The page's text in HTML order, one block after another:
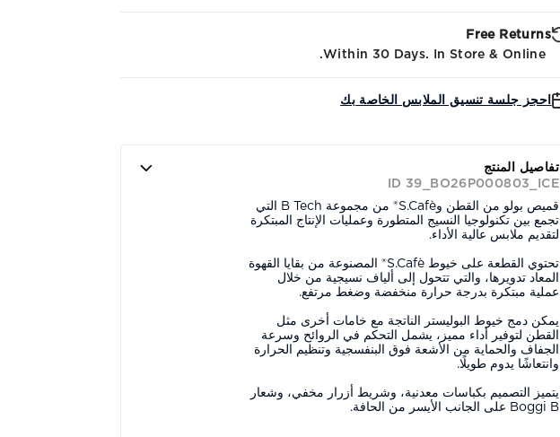
Free Returns
Within 30 Days. In Store & Online.
احجز جلسة تنسيق الملابس الخاصة بك
تفاصيل المنتج
ID 39_BO26P000803_ICE
قميص بولو من القطن وS.Cafè® من مجموعة B Tech التي
تجمع بين تكنولوجيا النسيج المتطورة وعمليات الإنتاج المبتكرة
لتقديم ملابس عالية الأداء.
تحتوي القطعة على خيوط S.Cafè® المصنوعة من بقايا القهوة
المعاد تدويرها، والتي تتحول إلى ألياف نسيجية من خلال
عملية مبتكرة بدرجة حرارة منخفضة وضغط مرتفع.
يمكن دمج خيوط البوليستر الناتجة مع خامات أخرى مثل
القطن لتوفير أداء مميز، يشمل التحكم في الروائح وسرعة
الجفاف والحماية من الأشعة فوق البنفسجية وتنظيم الحرارة
وانتعاشًا يدوم طويلًا.
يتميز التصميم بكباسات معدنية، وشريط أزرار مخفي، وشعار
Boggi B على الجانب الأيسر من الحافة.